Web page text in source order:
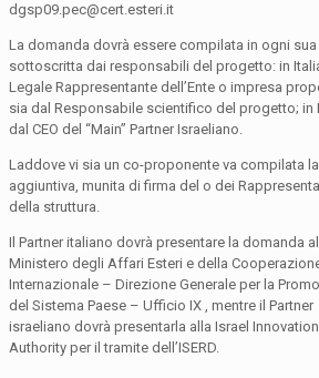
dgsp09.pec@cert.esteri.it
La domanda dovrà essere compilata in ogni sua
sottoscritta dai responsabili del progetto: in
Legale Rappresentante dell’Ente o impresa
sia dal Responsabile scientifico del progetto; in
dal CEO del “Main” Partner Israeliano.
Laddove vi sia un co-proponente va compilata
aggiuntiva, munita di firma del o dei
della struttura.
Il Partner italiano dovrà presentare la domanda al
Ministero degli Affari Esteri e della
Internazionale – Direzione Generale per la
del Sistema Paese – Ufficio IX , mentre il Partner
israeliano dovrà presentarla alla Israel Innovation
Authority per il tramite dell’ISERD.